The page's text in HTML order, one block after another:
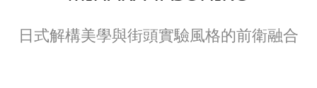
日式解構美學與街頭實驗風格的前衛融合